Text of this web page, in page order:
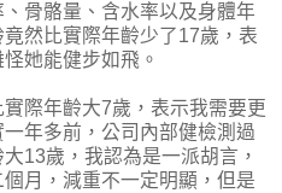
骨骼量、含水率以及身體年
然比實際年齡少了17歲，表
她能健步如飛。
際年齡大7歲，表示我需要更
年多前，公司內部健檢測過
13歲，我認為是一派胡言，
月，減重不一定明顯，但是